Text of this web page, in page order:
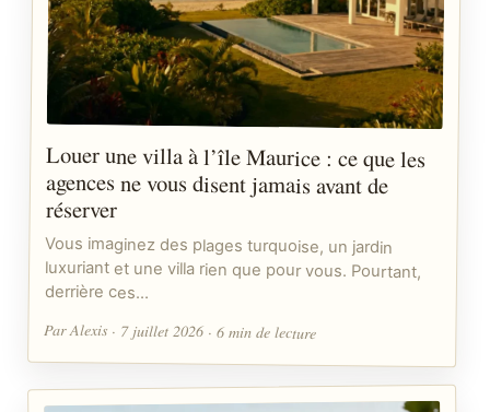
Louer une villa à l’île Maurice : ce que les
agences ne vous disent jamais avant de
réserver
Vous imaginez des plages turquoise, un jardin
luxuriant et une villa rien que pour vous. Pourtant,
derrière ces…
Par Alexis · 7 juillet 2026 · 6 min de lecture